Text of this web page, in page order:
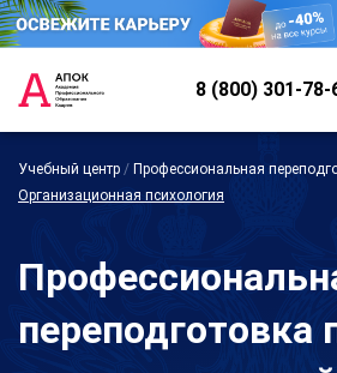
8 (800) 301-78-
Учебный центр / Профессиональная
Организационная психология
переподготовка